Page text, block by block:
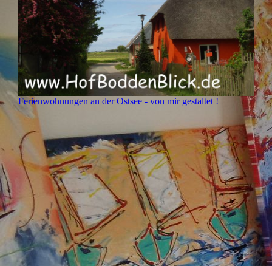
Ferienwohnungen an der Ostsee - von mir gestaltet !